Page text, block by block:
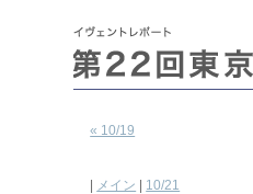
« 10/19
メイン
10/21